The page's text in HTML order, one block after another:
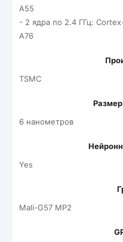
A55
- 2 ядра по 2.4 ГГц:
A76
TSMC
Размер
6 нанометров
Yes
Mali-G57 MP2